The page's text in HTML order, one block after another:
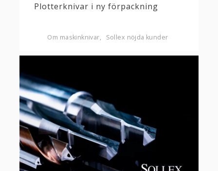
Plotterknivar i ny förpackning
Om maskinknivar Sollex nöjda kunder